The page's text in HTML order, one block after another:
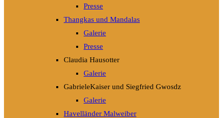
Presse
Thangkas und Mandalas
Galerie
Presse
Claudia Hausotter
Galerie
GabrieleKaiser und Siegfried Gwosdz
Galerie
Havelländer Malweiber